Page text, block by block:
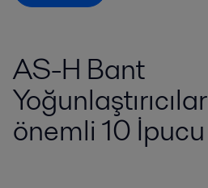
AS-H Bant
önemli 10 İpucu